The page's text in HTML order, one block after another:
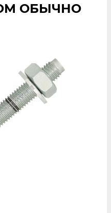
ОБЫЧНО